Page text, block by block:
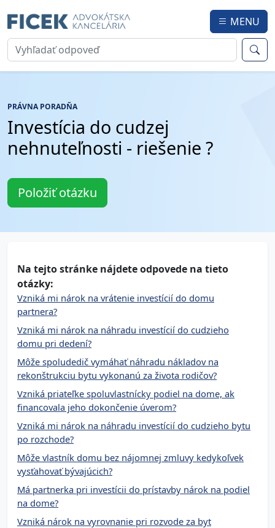
MENU
PRÁVNA PORADŇA
Investícia do cudzej
nehnuteľnosti - riešenie ?
Položiť otázku
Na tejto stránke nájdete odpovede na tieto
otázky:
Vzniká mi nárok na vrátenie investícií do domu
partnera?
Vzniká mi nárok na náhradu investícií do cudzieho
domu pri dedení?
Môže spoludedič vymáhať náhradu nákladov na
rekonštrukciu bytu vykonanú za života rodičov?
Vzniká priateľke spoluvlastnícky podiel na dome, ak
financovala jeho dokončenie úverom?
Vzniká mi nárok na náhradu investícií do cudzieho bytu
po rozchode?
Môže vlastník domu bez nájomnej zmluvy kedykoľvek
vysťahovať bývajúcich?
Má partnerka pri investícii do prístavby nárok na podiel
na dome?
Vzniká nárok na vyrovnanie pri rozvode za byt